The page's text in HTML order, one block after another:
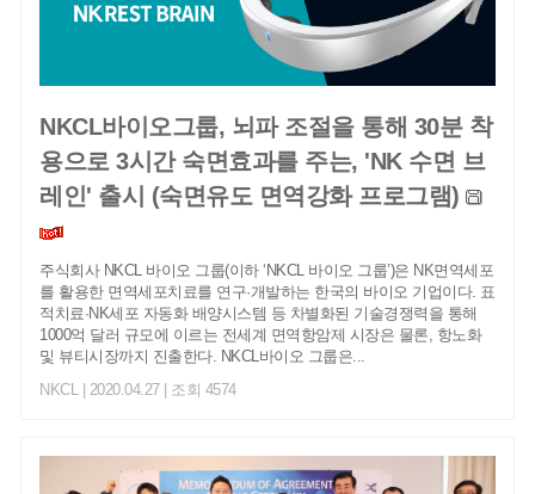
NKCL바이오그룹, 뇌파 조절을 통해 30분 착
용으로 3시간 숙면효과를 주는, 'NK 수면 브
레인' 출시 (숙면유도 면역강화 프로그램)
주식회사 NKCL 바이오 그룹(이하 ‘NKCL 바이오 그룹’)은 NK면역세포
를 활용한 면역세포치료를 연구·개발하는 한국의 바이오 기업이다. 표
적치료·NK세포 자동화 배양시스템 등 차별화된 기술경쟁력을 통해
1000억 달러 규모에 이르는 전세계 면역항암제 시장은 물론, 항노화
및 뷰티시장까지 진출한다. NKCL바이오 그룹은...
NKCL | 2020.04.27 | 조회 4574